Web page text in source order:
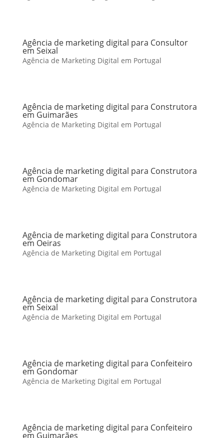
Agência de marketing digital para Consultor
em Seixal
Agência de Marketing Digital em Portugal
Agência de marketing digital para Construtora
em Guimarães
Agência de Marketing Digital em Portugal
Agência de marketing digital para Construtora
em Gondomar
Agência de Marketing Digital em Portugal
Agência de marketing digital para Construtora
em Oeiras
Agência de Marketing Digital em Portugal
Agência de marketing digital para Construtora
em Seixal
Agência de Marketing Digital em Portugal
Agência de marketing digital para Confeiteiro
em Gondomar
Agência de Marketing Digital em Portugal
Agência de marketing digital para Confeiteiro
em Guimarães